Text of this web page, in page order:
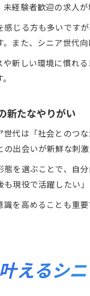
シ
経験者歓迎の求人
じる方も多いです
また、シニア世代
新しい環境に慣れ
新たなやりがい
代は「社会とのつ
出会いが新鮮な刺
を選ぶことで、自
現役で活躍したい
を高めることも重
えるシ